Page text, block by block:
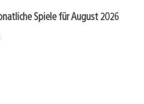
Spiele für August 2026